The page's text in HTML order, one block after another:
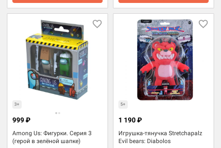
3+
Among Us: Фигурки. Серия 3
(герой в зелёной шапке)
999 ₽
5+
Игрушка-тянучка Stretchapalz
Evil bears: Diabolos
1 190 ₽